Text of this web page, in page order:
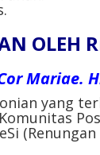
OLEH
Mariae.
yang